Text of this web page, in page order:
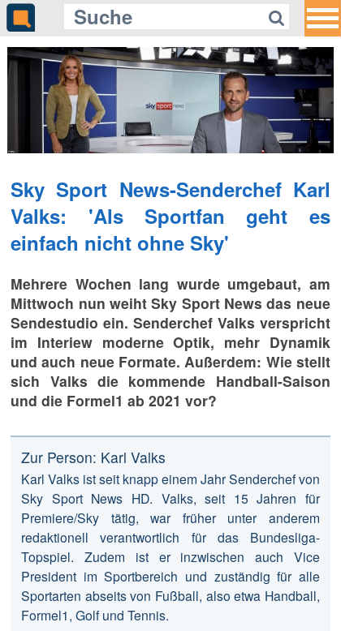
Sky Sport News-Senderchef Karl
Valks: 'Als Sportfan geht es
einfach nicht ohne Sky'
Mehrere Wochen lang wurde umgebaut, am
Mittwoch nun weiht Sky Sport News das neue
Sendestudio ein. Senderchef Valks verspricht
im Interiew moderne Optik, mehr Dynamik
und auch neue Formate. Außerdem: Wie stellt
sich Valks die kommende Handball-Saison
und die Formel1 ab 2021 vor?
Zur Person: Karl Valks
Karl Valks ist seit knapp einem Jahr Senderchef von
Sky Sport News HD. Valks, seit 15 Jahren für
Premiere/Sky tätig, war früher unter anderem
redaktionell verantwortlich für das Bundesliga-
Topspiel. Zudem ist er inzwischen auch Vice
President im Sportbereich und zuständig für alle
Sportarten abseits von Fußball, also etwa Handball,
Formel1, Golf und Tennis.